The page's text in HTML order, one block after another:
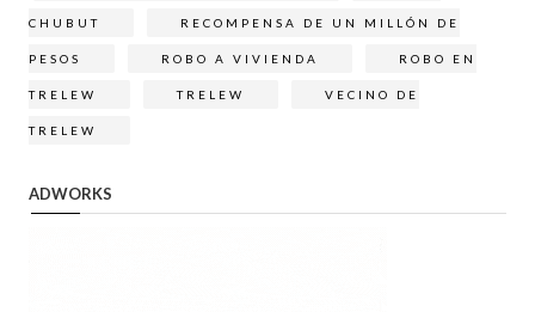
CHUBUT RECOMPENSA DE UN MILLÓN DE
PESOS ROBO A VIVIENDA ROBO EN
TRELEW TRELEW VECINO DE
TRELEW
ADWORKS